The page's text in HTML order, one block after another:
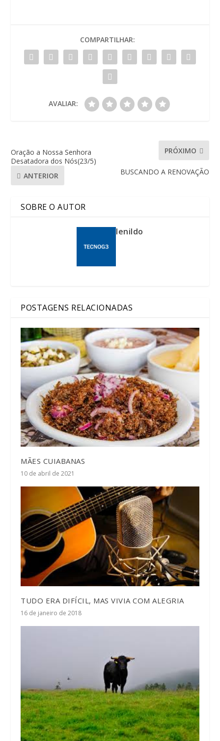
COMPARTILHAR:
AVALIAR:
Oração a Nossa Senhora
Desatadora dos Nós(23/5)
ANTERIOR
PRÓXIMO
BUSCANDO A RENOVAÇÃO
SOBRE O AUTOR
lenildo
POSTAGENS RELACIONADAS
MÃES CUIABANAS
10 de abril de 2021
TUDO ERA DIFÍCIL, MAS VIVIA COM ALEGRIA
16 de janeiro de 2018